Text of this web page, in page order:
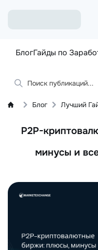
БлогГайды по
Блог Лучший
P2P-
минусы и